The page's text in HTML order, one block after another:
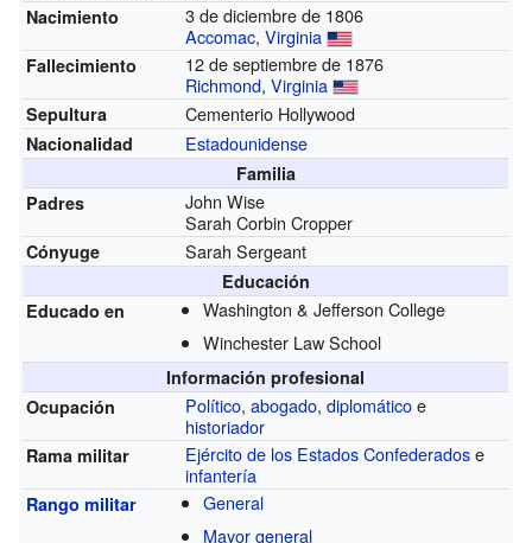
Nacimiento
3 de diciembre de 1806
Accomac,Virginia
Fallecimiento
12 de septiembre de 1876
Richmond,Virginia
Sepultura Cementerio Hollywood
Nacionalidad Estadounidense
Familia
Padres
John Wise
Sarah Corbin Cropper
Cónyuge Sarah Sergeant
Educación
Educado en
Washington & Jefferson College
Winchester Law School
Información profesional
Ocupación
Político,abogado,diplomáticoe
historiador
Rama militar Ejército de los Estados Confederadose
infantería
Rango militar
General
Mayor general